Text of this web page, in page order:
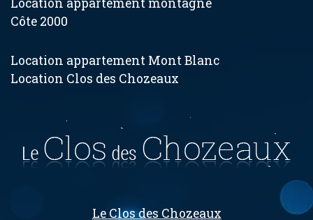
Côte 2000
Location appartement Mont Blanc
Location Clos des Chozeaux
Le Clos des Chozeaux